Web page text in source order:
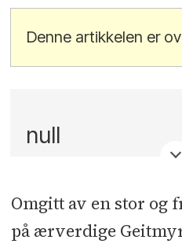
Denne artikkelen er
null
Omgitt av en stor og
på ærverdige